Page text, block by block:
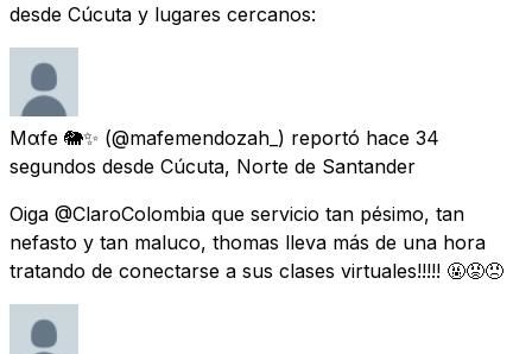
desde Cúcuta y lugares cercanos:
Mαfe 🐘✨ (@mafemendozah_) reportó hace 34
segundos desde Cúcuta, Norte de Santander
Oiga @ClaroColombia que servicio tan pésimo, tan
nefasto y tan maluco, thomas lleva más de una hora
tratando de conectarse a sus clases virtuales!!!!! 🤬😡😠